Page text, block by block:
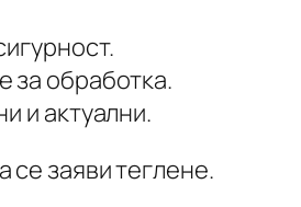
за обработка.
и актуални.
се заяви теглене.